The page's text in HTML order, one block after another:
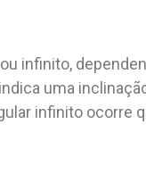
infinito,
uma
infinito ocorre